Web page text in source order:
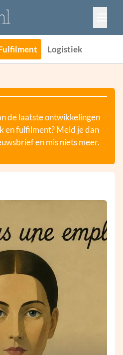
Logistiek
de laatste ontwikkelingen
en fulfilment? Meld je dan
en mis niets meer.